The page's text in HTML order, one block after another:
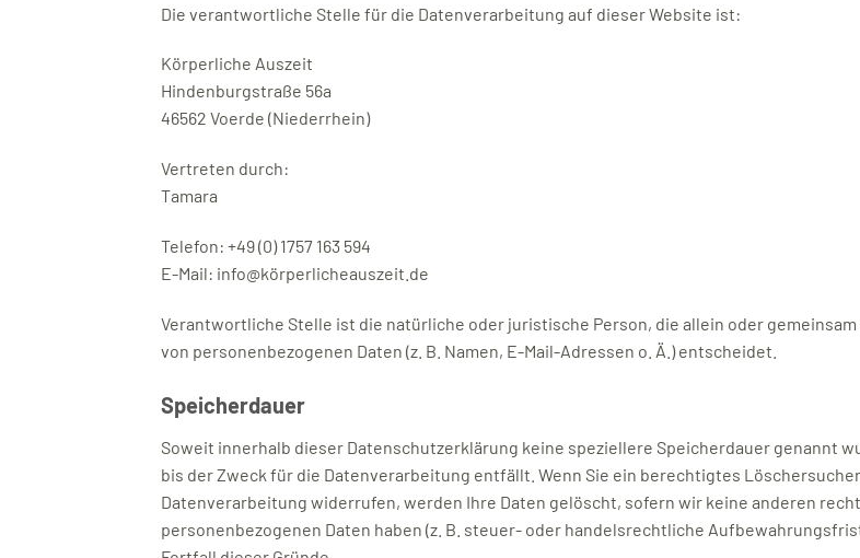
Die verantwortliche Stelle für die Datenverarbeitung auf dieser Website ist:
Körperliche Auszeit
Hindenburgstraße 56a
46562 Voerde (Niederrhein)
Vertreten durch:
Tamara
Telefon: +49 (0) 1757 163 594
E-Mail: info@körperlicheauszeit.de
Verantwortliche Stelle ist die natürliche oder juristische Person, die allein oder
von personenbezogenen Daten (z. B. Namen, E-Mail-Adressen o. Ä.) entscheidet.
Speicherdauer
Soweit innerhalb dieser Datenschutzerklärung keine speziellere Speicherdauer genannt
bis der Zweck für die Datenverarbeitung entfällt. Wenn Sie ein berechtigtes
Datenverarbeitung widerrufen, werden Ihre Daten gelöscht, sofern wir keine anderen
personenbezogenen Daten haben (z. B. steuer- oder handelsrechtliche